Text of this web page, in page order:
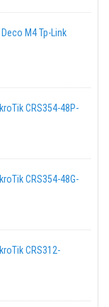
M4 Tp-Link
CRS354-48P-
CRS354-48G-
CRS312-